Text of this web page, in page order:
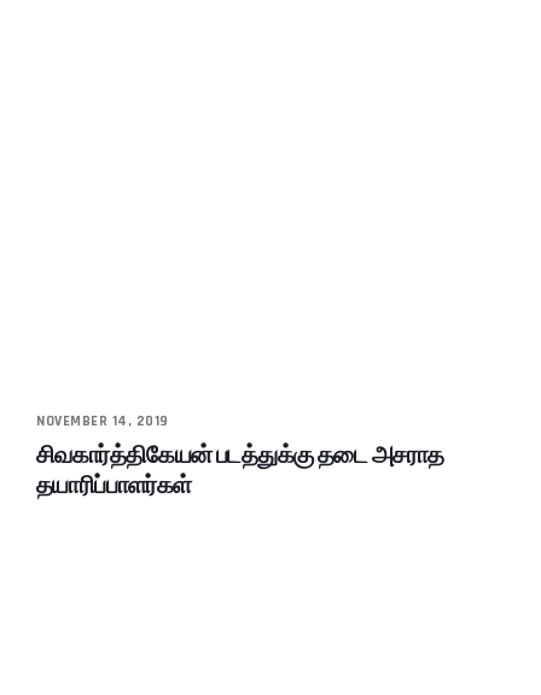
NOVEMBER 14, 2019
சிவகார்த்திகேயன் படத்துக்கு தடை அசராத
தயாரிப்பாளர்கள்